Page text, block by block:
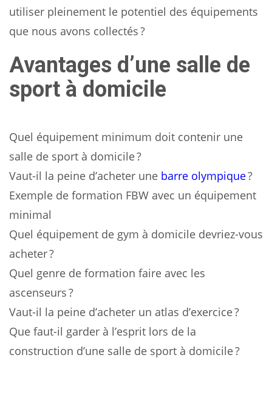
utiliser pleinement le potentiel des équipements
que nous avons collectés ?
Avantages d’une salle de
sport à domicile
Quel équipement minimum doit contenir une
salle de sport à domicile ?
Vaut-il la peine d’acheter une barre olympique?
Exemple de formation FBW avec un équipement
minimal
Quel équipement de gym à domicile devriez-vous
acheter ?
Quel genre de formation faire avec les
ascenseurs ?
Vaut-il la peine d’acheter un atlas d’exercice ?
Que faut-il garder à l’esprit lors de la
construction d’une salle de sport à domicile ?